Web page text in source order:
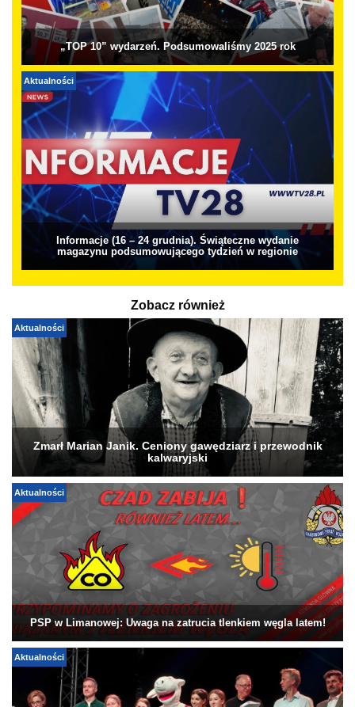
„TOP 10” wydarzeń. Podsumowaliśmy 2025 rok
Aktualności
Informacje (16 – 24 grudnia). Świąteczne wydanie
magazynu podsumowującego tydzień w regionie
Zobacz również
Aktualności
Zmarł Marian Janik. Ceniony gawędziarz i przewodnik
kalwaryjski
Aktualności
PSP w Limanowej: Uwaga na zatrucia tlenkiem węgla latem!
Aktualności